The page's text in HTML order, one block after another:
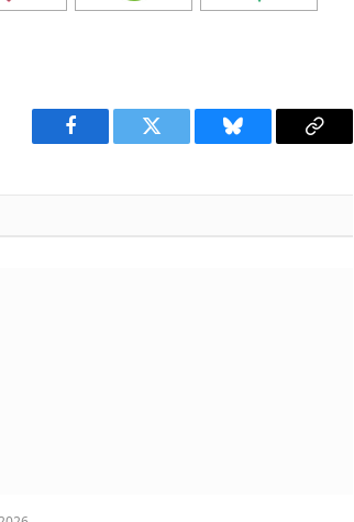
Facebook Twitter Bluesky
Copy